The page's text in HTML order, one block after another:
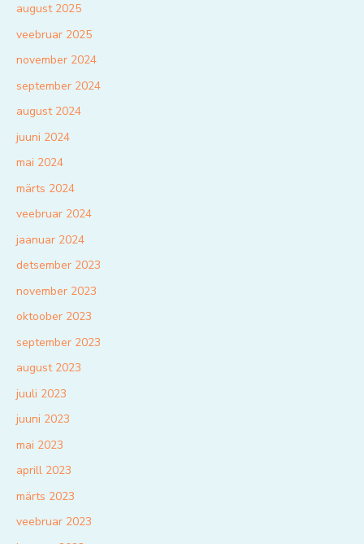
august 2025
veebruar 2025
november 2024
september 2024
august 2024
juuni 2024
mai 2024
märts 2024
veebruar 2024
jaanuar 2024
detsember 2023
november 2023
oktoober 2023
september 2023
august 2023
juuli 2023
juuni 2023
mai 2023
aprill 2023
märts 2023
veebruar 2023